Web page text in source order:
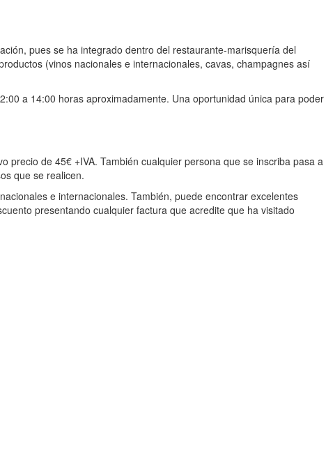
pues se ha integrado dentro del restaurante-marisquería del
(vinos nacionales e internacionales, cavas, champagnes así
a 14:00 horas aproximadamente. Una oportunidad única para poder
precio de 45€ +IVA. También cualquier persona que se inscriba pasa a
que se realicen.
e internacionales. También, puede encontrar excelentes
presentando cualquier factura que acredite que ha visitado